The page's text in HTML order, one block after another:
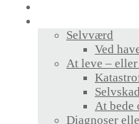
Selvværd
Ved
At leve –
At bede
Diagnoser